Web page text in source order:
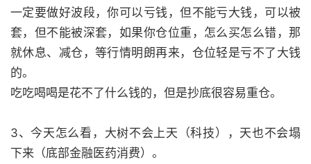
一定要做好波段，你可以亏钱，但不能亏大钱，可以被
套，但不能被深套，如果你仓位重，怎么买怎么错，那
就休息、减仓，等行情明朗再来，仓位轻是亏不了大钱
的。
吃吃喝喝是花不了什么钱的，但是抄底很容易重仓。
3、今天怎么看，大树不会上天（科技），天也不会塌
下来（底部金融医药消费）。